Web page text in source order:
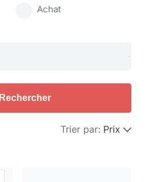
Achat
Rechercher
Trier par: Prix